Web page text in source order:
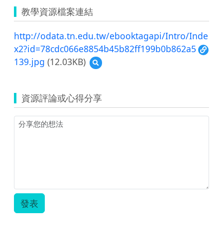
教學資源檔案連結
http://odata.tn.edu.tw/ebooktagapi/Intro/Inde
x2?id=78cdc066e8854b45b82ff199b0b862a5
139.jpg (12.03KB)
預
覽
資源評論或心得分享
發表